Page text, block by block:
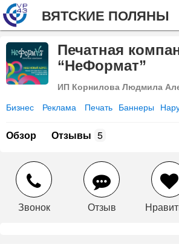
ВЯТСКИЕ ПОЛЯНЫ
Печатная
“НеФормат”
ИП Корнилова Людмила
Бизнес Реклама Печать Баннеры
Обзор Отзывы 5
Звонок Отзыв